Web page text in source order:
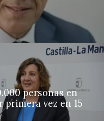
personas en
vez en 15